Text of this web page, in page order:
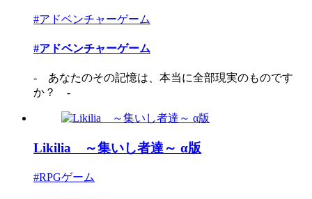
#アドベンチャーゲーム
#アドベンチャーゲーム
- あなたのその記憶は、本当に全部現実のものです
か？ -
Likilia ～集いし者達～ α版
#RPGゲーム